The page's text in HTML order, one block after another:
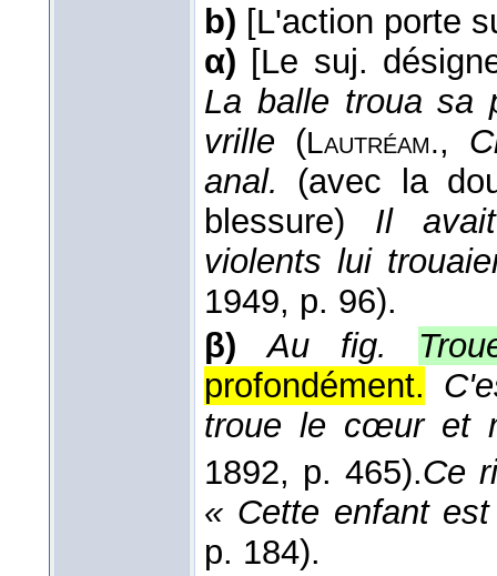
b) [L'action porte
α) [Le suj.
La balle troua sa
vrille (Lautréam.,
anal.
(avec la
blessure)
Il
violents lui
1949, p. 96).
β)
Au fig.
profondément.
troue le cœur et
1892, p. 465).Ce
« Cette enfant
p. 184).